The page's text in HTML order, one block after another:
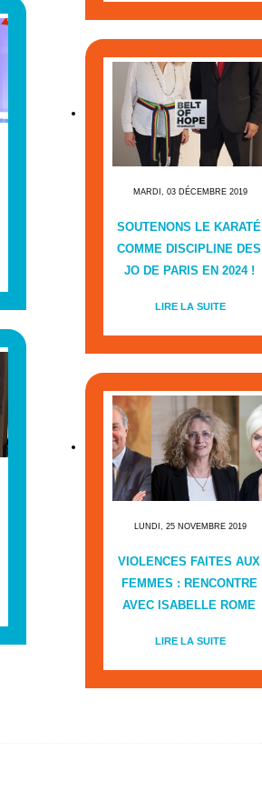
MARDI, 03 DÉCEMBRE 2019
SOUTENONS LE KARATÉ
COMME DISCIPLINE DES
JO DE PARIS EN 2024 !
LIRE LA SUITE
LUNDI, 25 NOVEMBRE 2019
VIOLENCES FAITES AUX
FEMMES : RENCONTRE
AVEC ISABELLE ROME
LIRE LA SUITE